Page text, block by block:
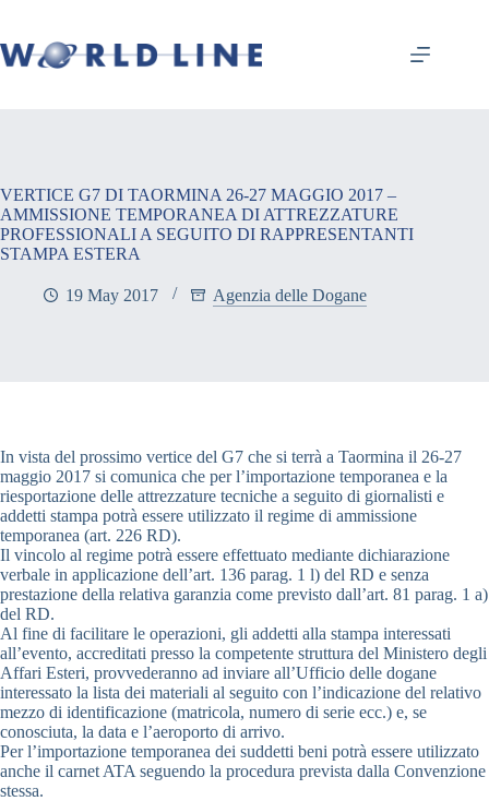
VERTICE G7 DI TAORMINA 26-27 MAGGIO 2017 –
AMMISSIONE TEMPORANEA DI ATTREZZATURE
PROFESSIONALI A SEGUITO DI RAPPRESENTANTI
STAMPA ESTERA
19 May 2017 Agenzia delle Dogane
In vista del prossimo vertice del G7 che si terrà a Taormina il 26-27
maggio 2017 si comunica che per l’importazione temporanea e la
riesportazione delle attrezzature tecniche a seguito di giornalisti e
addetti stampa potrà essere utilizzato il regime di ammissione
temporanea (art. 226 RD).
Il vincolo al regime potrà essere effettuato mediante dichiarazione
verbale in applicazione dell’art. 136 parag. 1 l) del RD e senza
prestazione della relativa garanzia come previsto dall’art. 81 parag. 1 a)
del RD.
Al fine di facilitare le operazioni, gli addetti alla stampa interessati
all’evento, accreditati presso la competente struttura del Ministero degli
Affari Esteri, provvederanno ad inviare all’Ufficio delle dogane
interessato la lista dei materiali al seguito con l’indicazione del relativo
mezzo di identificazione (matricola, numero di serie ecc.) e, se
conosciuta, la data e l’aeroporto di arrivo.
Per l’importazione temporanea dei suddetti beni potrà essere utilizzato
anche il carnet ATA seguendo la procedura prevista dalla Convenzione
stessa.